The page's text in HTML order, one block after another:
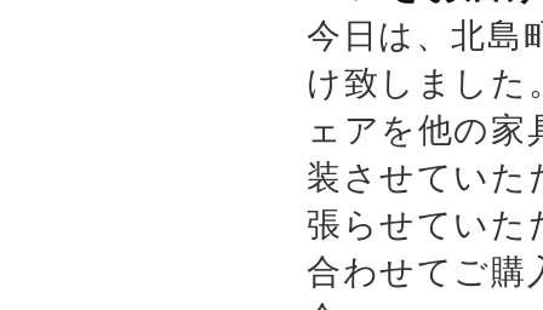
今日は、北島
け致しまし
ェアを他の
装させていた
張らせていた
合わせてご購